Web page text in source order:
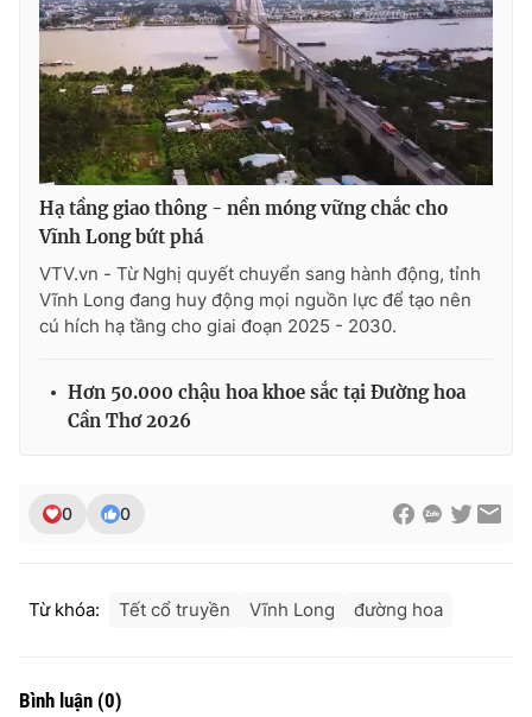
Hạ tầng giao thông - nền móng vững chắc cho
Vĩnh Long bứt phá
VTV.vn - Từ Nghị quyết chuyển sang hành động, tỉnh
Vĩnh Long đang huy động mọi nguồn lực để tạo nên
cú hích hạ tầng cho giai đoạn 2025 - 2030.
Hơn 50.000 chậu hoa khoe sắc tại Đường hoa
Cần Thơ 2026
0 0
Từ khóa: Tết cổ truyền Vĩnh Long đường hoa
Bình luận (0)